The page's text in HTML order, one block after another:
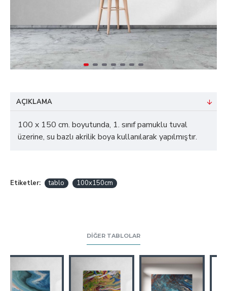
AÇIKLAMA
100 x 150 cm. boyutunda, 1. sınıf pamuklu tuval
üzerine, su bazlı akrilik boya kullanılarak yapılmıştır.
Etiketler: tablo 100x150cm
DIĞER TABLOLAR